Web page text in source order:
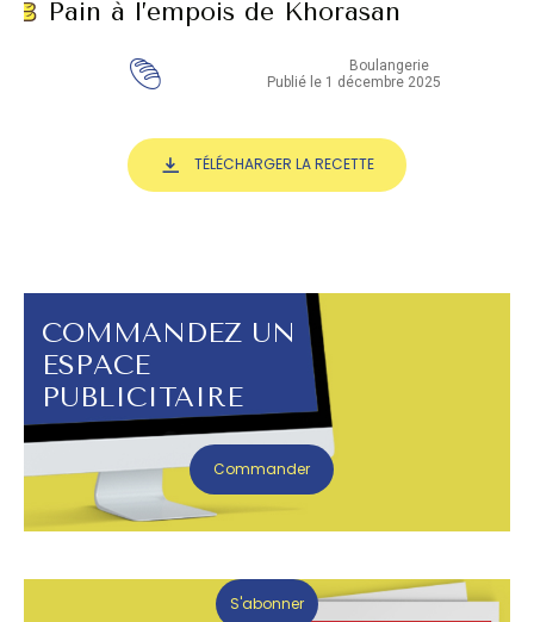
Pain à l’empois de Khorasan
Boulangerie
Publié le 1 décembre 2025
TÉLÉCHARGER LA RECETTE
COMMANDEZ UN
ESPACE
PUBLICITAIRE
Commander
S'abonner